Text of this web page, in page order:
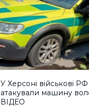
У Херсоні військові РФ
атакували машину
ВІДЕО